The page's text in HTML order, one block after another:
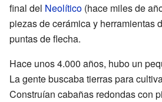
final del Neolítico (hace miles de
piezas de cerámica y herramientas
puntas de flecha.
Hace unos 4.000 años, hubo un
La gente buscaba tierras para
Construían cabañas redondas con